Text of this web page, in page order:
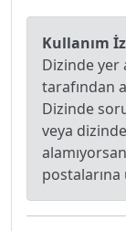
Kullanım
Dizinde yer
tarafından
Dizinde
veya
postalarına